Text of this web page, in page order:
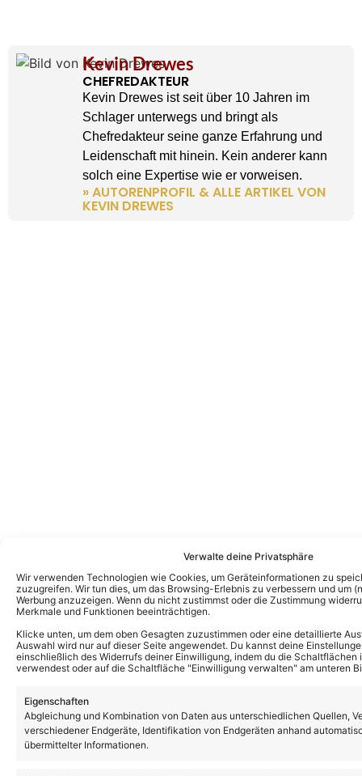
Verwalte deine Privatsphäre
Wir verwenden Technologien wie Cookies, um Geräteinformationen zu
zuzugreifen. Wir tun dies, um das Browsing-Erlebnis zu verbessern und um
Werbung anzuzeigen. Wenn du nicht zustimmst oder die Zustimmung
Merkmale und Funktionen beeinträchtigen.
Klicke unten, um dem oben Gesagten zuzustimmen oder eine detaillierte
Auswahl wird nur auf dieser Seite angewendet. Du kannst deine
einschließlich des Widerrufs deiner Einwilligung, indem du die
verwendest oder auf die Schaltfläche "Einwilligung verwalten" am unteren
Eigenschaften
Abgleichung und Kombination von Daten aus unterschiedlichen Quellen,
verschiedener Endgeräte, Identifikation von Endgeräten anhand
übermittelter Informationen.
Kevin Drewes
CHEFREDAKTEUR
Kevin Drewes ist seit über 10 Jahren im
Schlager unterwegs und bringt als
Chefredakteur seine ganze Erfahrung und
Leidenschaft mit hinein. Kein anderer kann
solch eine Expertise wie er vorweisen.
» AUTORENPROFIL & ALLE ARTIKEL VON
KEVIN DREWES
Das könnte Euch auch interessieren:
Andy Borg über neue „Sommer-Spaß“-
Ausgabe: Das ist für ihn das schönste
Kompliment
„Sommer-Spaß“ alte Tradition wieder
aufleben – das ist passiert